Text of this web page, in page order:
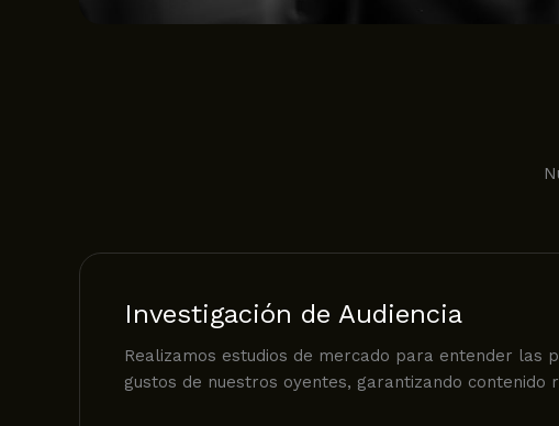
Investigación de Audiencia
Realizamos estudios de mercado para entender las
gustos de nuestros oyentes, garantizando contenido